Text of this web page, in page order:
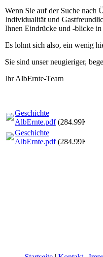
Wenn Sie auf der Suche nach
Individualität und
Ihnen Eindrücke und -blicke in
Es lohnt sich also, ein wenig
Sie sind unser neugieriger,
Ihr AlbErnte-Team
Geschichte
AlbErnte.pdf(284.99KB)
Geschichte
AlbErnte.pdf(284.99KB)